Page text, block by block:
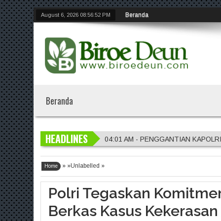
August 6, 2026 08:56:53 PM Beranda
Beranda
HEADLINES
04:01 AM - PENGGANTIAN
01:54 AM - Polres Jember Masifkan
01:51 AM - Polres Jombang
04:04 AM - DVI Polda Jatim
Home » »Unlabelled »
Polri Tegaskan
Berkas Kasus